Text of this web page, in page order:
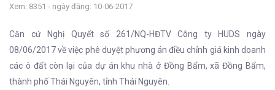
Xem: 8351 - ngày đăng: 10-06-2017
Căn cứ Nghị Quyết số 261/NQ-HĐTV Công ty HUDS ngày
08/06/2017 về việc phê duyệt phương án điều chỉnh giá kinh doanh
các ô đất còn lại của dự án khu nhà ở Đồng Bẩm, xã Đồng Bẩm,
thành phố Thái Nguyên, tỉnh Thái Nguyên.